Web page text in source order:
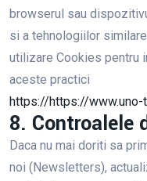
browserul sau
si a tehnologiilor
utilizare Cookies pentru
aceste practici
https://https://
8. Controalele
Daca nu mai doriti sa
noi (Newsletters),